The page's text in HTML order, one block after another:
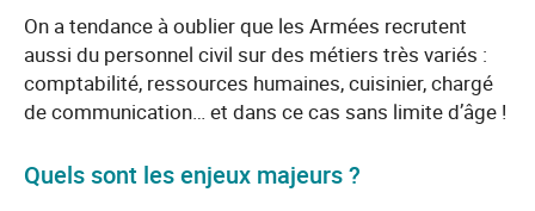
On a tendance à oublier que les Armées recrutent
aussi du personnel civil sur des métiers très variés :
comptabilité, ressources humaines, cuisinier, chargé
de communication… et dans ce cas sans limite d’âge !
Quels sont les enjeux majeurs ?